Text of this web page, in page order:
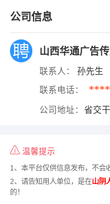
公司信息
山西华通广告
联系人： 孙先生
联系电话： ****
公司地址： 省交
温馨提示
1、本平台仅供信息发布，不会
2、请告知用人单位，是在山阴
的！